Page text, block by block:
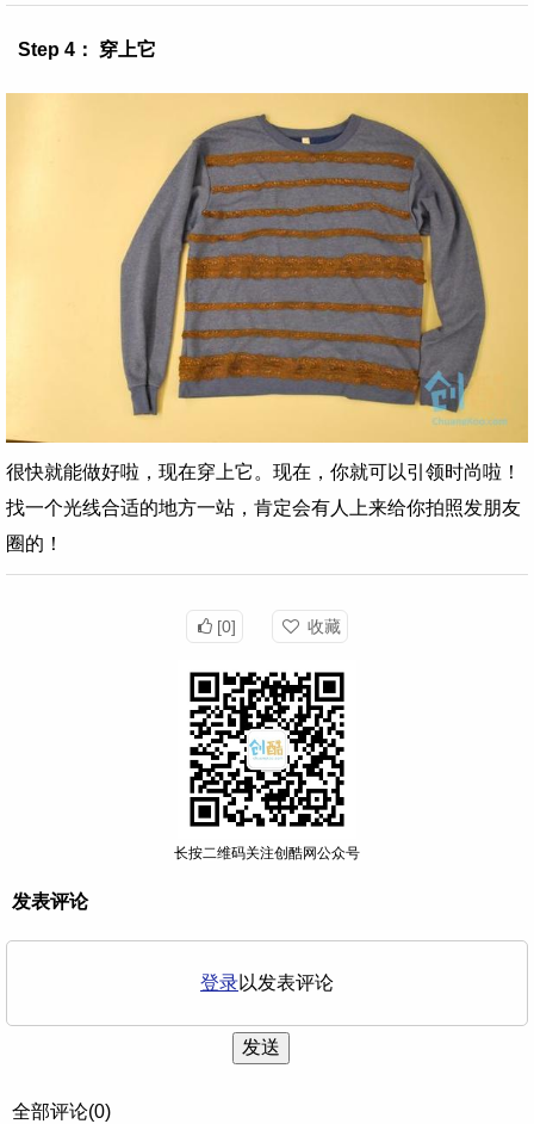
Step 4： 穿上它
很快就能做好啦，现在穿上它。现在，你就可以引领时尚啦！
找一个光线合适的地方一站，肯定会有人上来给你拍照发朋友
圈的！
[0] 收藏
长按二维码关注创酷网公众号
发表评论
登录以发表评论
发送
全部评论(0)